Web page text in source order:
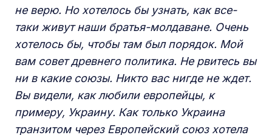
не верю. Но хотелось бы узнать, как все-
таки живут наши братья-молдаване. Очень
хотелось бы, чтобы там был порядок. Мой
вам совет древнего политика. Не рвитесь вы
ни в какие союзы. Никто вас нигде не ждет.
Вы видели, как любили европейцы, к
примеру, Украину. Как только Украина
транзитом через Европейский союз хотела